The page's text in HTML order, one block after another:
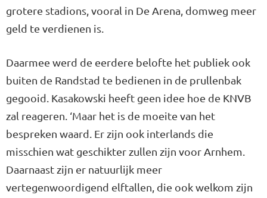
grotere stadions, vooral in De Arena, domweg meer
geld te verdienen is.
Daarmee werd de eerdere belofte het publiek ook
buiten de Randstad te bedienen in de prullenbak
gegooid. Kasakowski heeft geen idee hoe de KNVB
zal reageren. ‘Maar het is de moeite van het
bespreken waard. Er zijn ook interlands die
misschien wat geschikter zullen zijn voor Arnhem.
Daarnaast zijn er natuurlijk meer
vertegenwoordigend elftallen, die ook welkom zijn